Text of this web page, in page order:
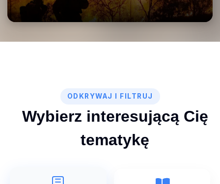
ODKRYWAJ I FILTRUJ
Wybierz interesującą Cię
tematykę